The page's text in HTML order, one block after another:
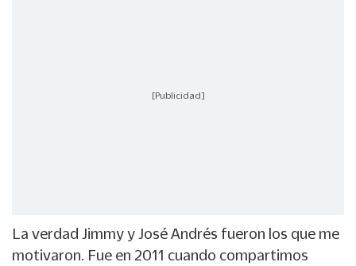
[Publicidad]
La verdad Jimmy y José Andrés fueron los que me
motivaron. Fue en 2011 cuando compartimos